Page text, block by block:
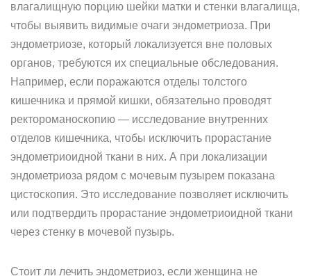
влагалищную порцию шейки матки и стенки влагалища,
чтобы выявить видимые очаги эндометриоза. При
эндометриозе, который локализуется вне половых
органов, требуются их специальные обследования.
Например, если поражаются отделы толстого
кишечника и прямой кишки, обязательно проводят
ректороманоскопию — исследование внутренних
отделов кишечника, чтобы исключить прорастание
эндометриоидной ткани в них. А при локализации
эндометриоза рядом с мочевым пузырем показана
цистоскопия. Это исследование позволяет исключить
или подтвердить прорастание эндометриоидной ткани
через стенку в мочевой пузырь.
Стоит ли лечить эндометриоз, если женщина не